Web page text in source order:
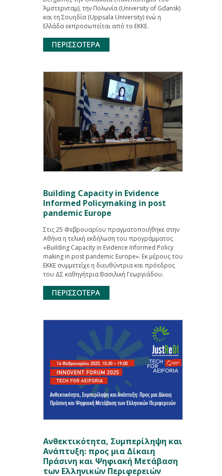
Άμστερνταμ), την Πολωνία (University of Gdansk)
και τη Σουηδία (Uppsala University) ενώ η
Ελλάδα εκπροσωπείται από το ΕΚΚΕ.
Building Capacity in Evidence
Informed Policymaking in post
pandemic Europe
Στις 25 Φεβρουαρίου πραγματοποιήθηκε στην
Αθήνα η τελική εκδήλωση του προγράμματος
«Building Capacity in Evidence Informed Policy
making in post pandemic Europe». Εκ μέρους του
ΕΚΚΕ συμμετείχε η διευθύντρια και πρόεδρος
του ΔΣ καθηγήτρια Βασιλική Γεωργιάδου.
Ανθεκτικότητα, Συμπερίληψη και
Ανάπτυξη: προς μια Δίκαιη
Πράσινη και Ψηφιακή Μετάβαση
των Ελληνικών Περιφερειών